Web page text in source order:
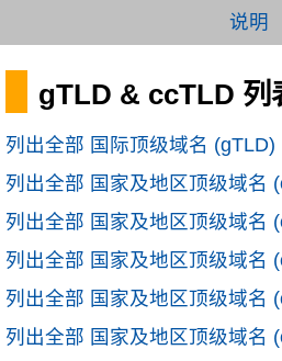
说明
gTLD & ccTLD 列
列出全部 国际顶级域名 (gTLD)
列出全部 国家及地区顶级域名
列出全部 国家及地区顶级域名
列出全部 国家及地区顶级域名
列出全部 国家及地区顶级域名
列出全部 国家及地区顶级域名